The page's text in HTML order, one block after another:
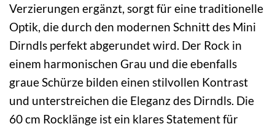
Verzierungen ergänzt, sorgt für eine traditionelle
Optik, die durch den modernen Schnitt des Mini
Dirndls perfekt abgerundet wird. Der Rock in
einem harmonischen Grau und die ebenfalls
graue Schürze bilden einen stilvollen Kontrast
und unterstreichen die Eleganz des Dirndls. Die
60 cm Rocklänge ist ein klares Statement für